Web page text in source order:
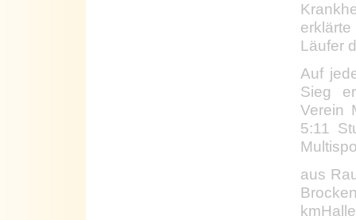
Läufer
Auf
Sieg
Verein
5:11
aus